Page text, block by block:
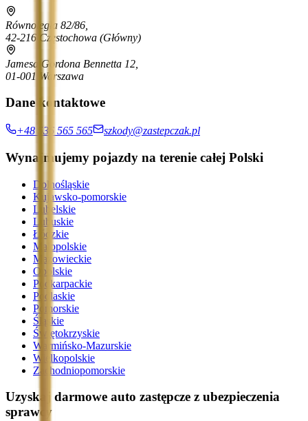
Równoległa 82/86,
42-216 Częstochowa (Główny)
Jamesa Gordona Bennetta 12,
01-001 Warszawa
Dane kontaktowe
+48 536 565 565 szkody@zastepczak.pl
Wynajmujemy pojazdy na terenie całej Polski
Dolnośląskie
Kujawsko-pomorskie
Lubelskie
Lubuskie
Łódzkie
Małopolskie
Mazowieckie
Opolskie
Podkarpackie
Podlaskie
Pomorskie
Śląskie
Świętokrzyskie
Warmińsko-Mazurskie
Wielkopolskie
Zachodniopomorskie
Uzyskaj darmowe auto zastępcze z ubezpieczenia
sprawcy